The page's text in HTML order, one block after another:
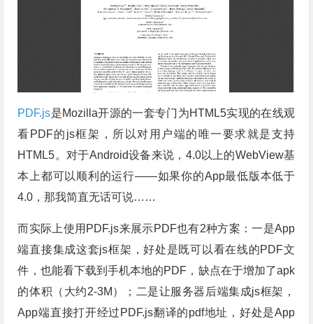
PDF.js是Mozilla开源的一套专门为HTML5实现的在线观
看PDF的js框架，所以对用户端的唯一要求就是支持
HTML5。对于Android设备来说，4.0以上的WebView基
本上都可以顺利的运行——如果你的App最低版本低于
4.0，那我简直无话可说……
而实际上使用PDF.js来展示PDF也有2种方案：一是App
端直接集成这套js框架，好处是既可以看在线的PDF文
件，也能看下载到手机本地的PDF，缺点在于增加了apk
的体积（大约2-3M）；二是让服务器后端集成js框架，
App端直接打开经过PDF.js翻译的pdf地址，好处是App